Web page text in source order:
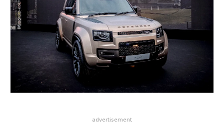
advertisement